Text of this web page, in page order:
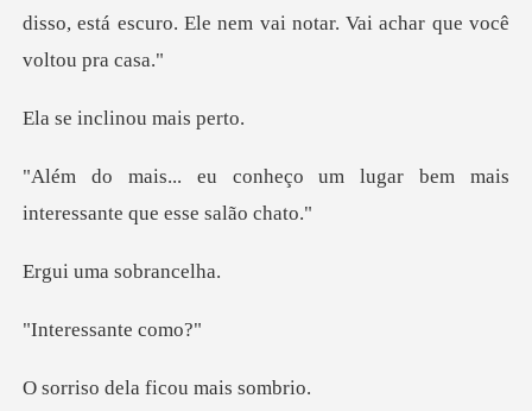
disso, está e
clinou ma
um lugar bem mais
interess
ma sobr
essant
ela ficou m